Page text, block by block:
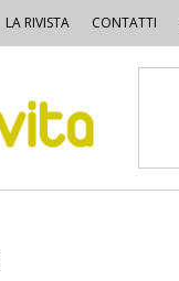
LA RIVISTA CONTATTI